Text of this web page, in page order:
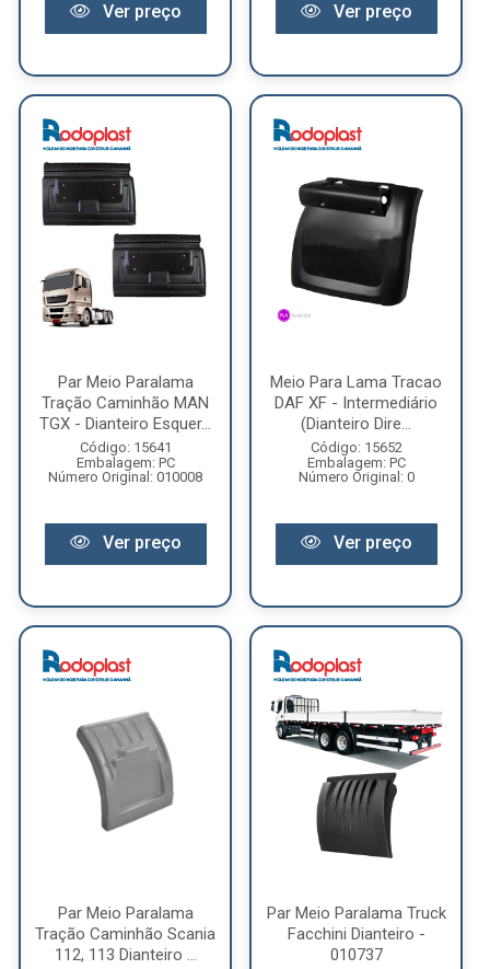
Ver preço Ver preço
Par Meio Paralama
Tração Caminhão MAN
TGX - Dianteiro Esquer...
Código: 15641
Embalagem: PC
Número Original: 010008
Ver preço
Meio Para Lama Tracao
DAF XF - Intermediário
(Dianteiro Dire...
Código: 15652
Embalagem: PC
Número Original: 0
Ver preço
Par Meio Paralama
Tração Caminhão Scania
112, 113 Dianteiro ...
Par Meio Paralama Truck
Facchini Dianteiro -
010737